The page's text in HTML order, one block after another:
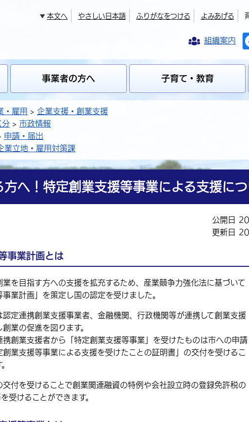
本文へ やさしい日本語 ふりがなをつける よみあげる
組織案内
事業者の方へ 子育て・教育
・雇用
企業支援・創業支援
分
市政情報
申請・届出
業立地・雇用対策課
へ！特定創業支援等事業による支援につ
公開日
更新日
事業計画とは
を目指す方への支援を拡充するため、産業競争力強化法に基づいて
事業計画」を策定し国の認定を受けました。
定連携創業支援事業者、金融機関、行政機関等が連携して創業支援
業の促進を図ります。
携創業支援者から「特定創業支援等事業」を受けたものは市への申請
創業支援等事業による支援を受けたことの証明書」 の交付を受けるこ
付を受けることで創業関連融資の特例や会社設立時の登録免許税の
受けることができます。